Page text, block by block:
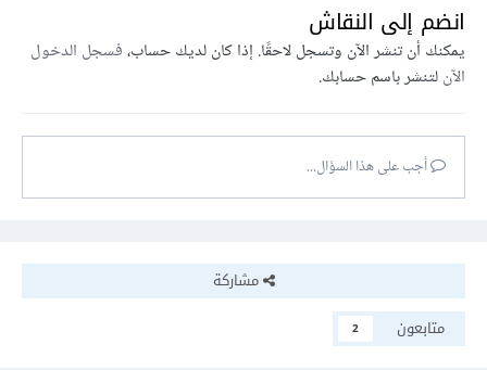
انضم إلى النقاش
يمكنك أن تنشر الآن وتسجل لاحقًا. إذا كان لديك حساب،فسجل الدخول
الآنلتنشر باسم حسابك.
أجب على هذا السؤال...
مشاركة
متابعون
2